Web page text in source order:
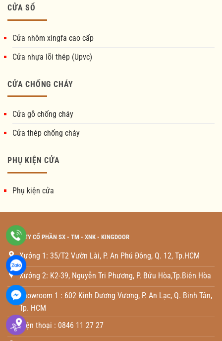
CỬA SỔ
Cửa nhôm xingfa cao cấp
Cửa nhựa lõi thép (Upvc)
CỬA CHỐNG CHÁY
Cửa gỗ chống cháy
Cửa thép chống cháy
PHỤ KIỆN CỬA
Phụ kiện cửa
CÔNG TY CỔ PHẦN SX - TM - XNK - KINGDOOR
Xưởng 1: 35/T2 Vườn Lài, P. An Phú Đông, Q. 12, Tp.HCM
Xưởng 2: K2-39, Nguyễn Tri Phương, P. Bửu Hòa,Tp.Biên Hòa
Showroom 1 : 602 Kinh Dương Vương, P. An Lạc, Q. Binh Tân,
Tp. HCM
Điện thoại : 0846 11 27 27